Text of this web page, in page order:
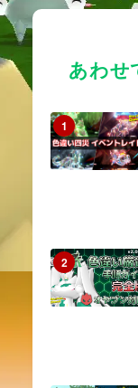
あわせ
1
2